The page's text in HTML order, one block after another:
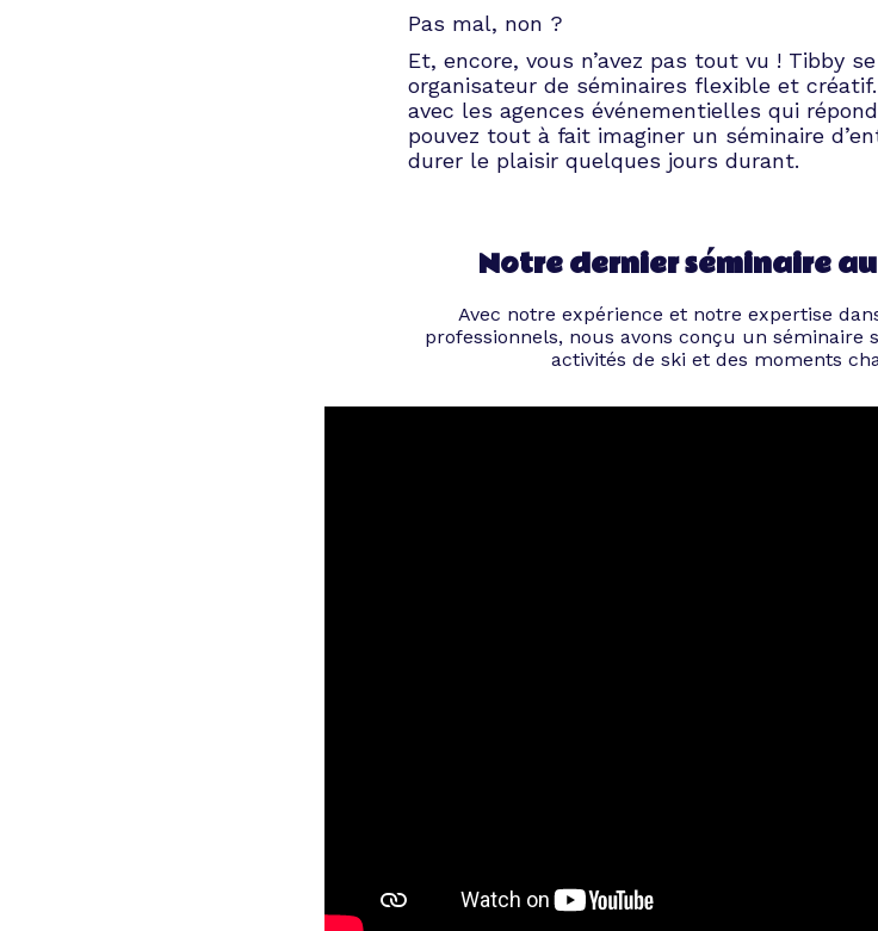
Pas mal, non ?
Et, encore, vous n’avez pas tout vu ! Tibby
organisateur de séminaires flexible et
avec les agences événementielles qui
pouvez tout à fait imaginer un séminaire
durer le plaisir quelques jours durant.
Notre dernier séminaire
Avec notre expérience et notre expertise
professionnels, nous avons conçu un
activités de ski et des moments